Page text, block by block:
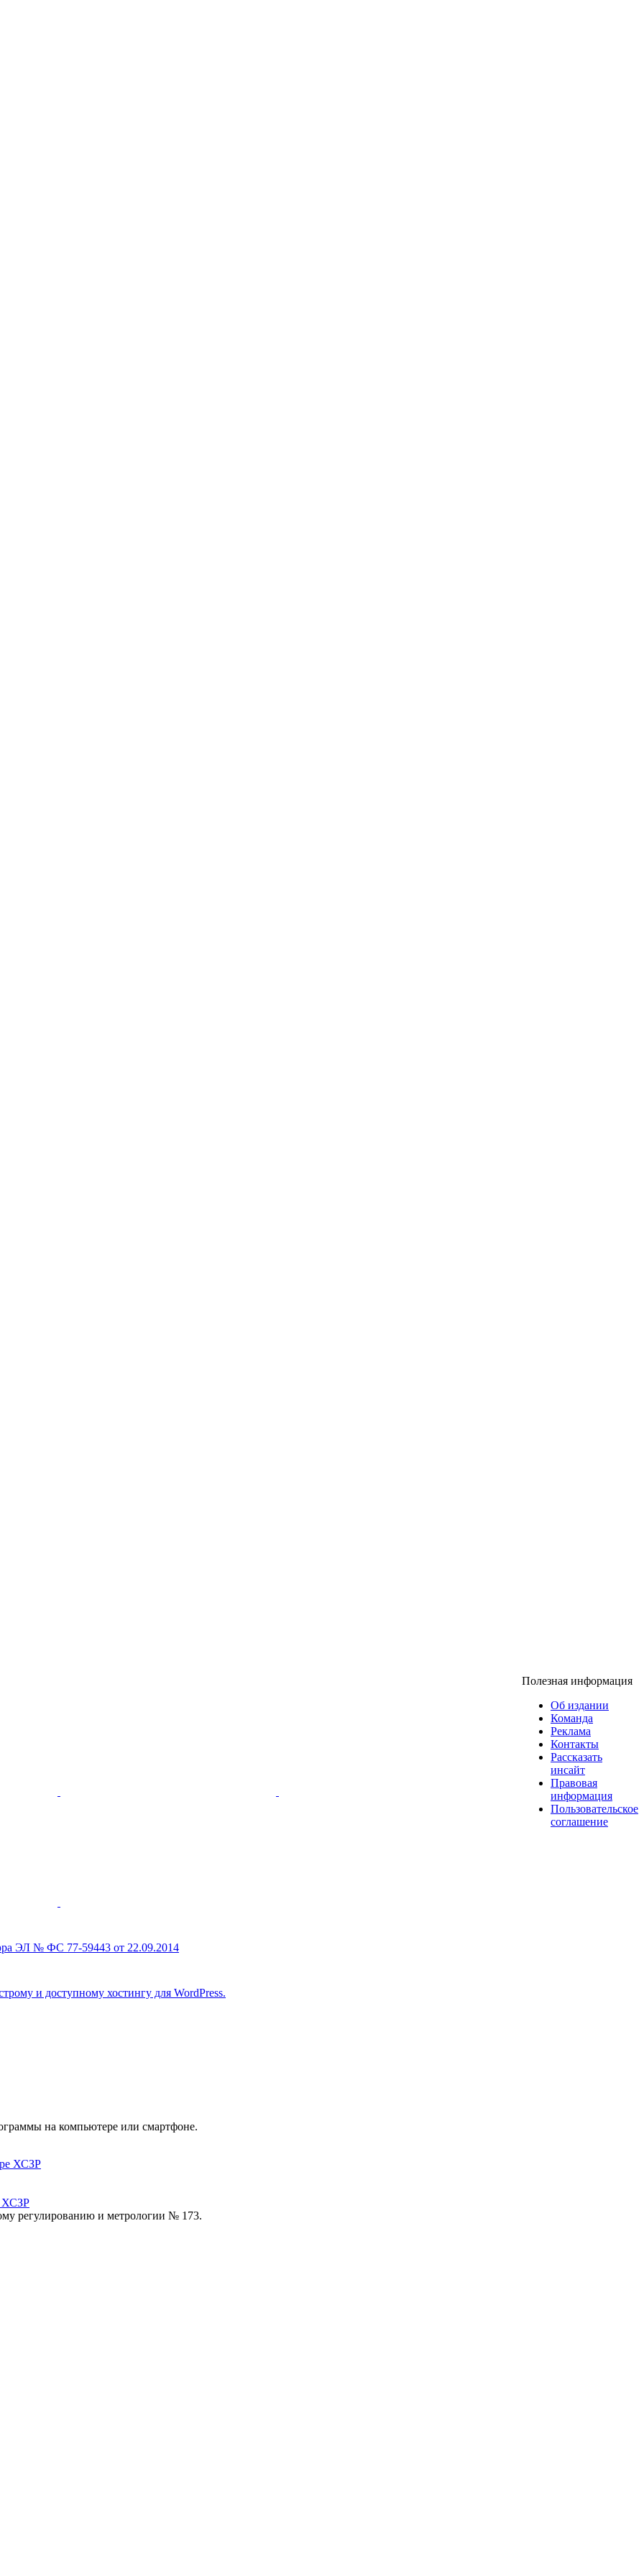
Полезная информация
Об издании
Команда
Реклама
Контакты
Рассказать
инсайт
Правовая
информация
Пользовательское
соглашение
ЭЛ № ФС 77-59443 от 22.09.2014
и доступному хостингу для WordPress.
на компьютере или смартфоне.
ХСЗР
регулированию и метрологии № 173.